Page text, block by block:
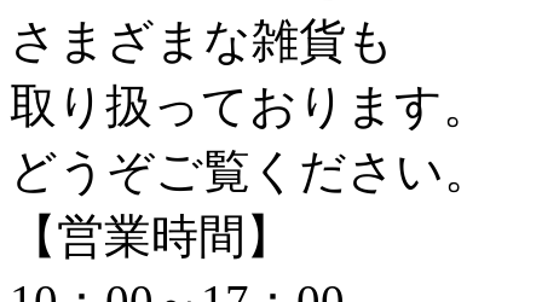
さまざまな雑貨も
取り扱っております。
どうぞご覧ください。
【営業時間】